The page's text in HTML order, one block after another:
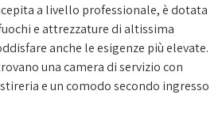
a livello professionale, è dotata
e attrezzature di altissima
anche le esigenze più elevate.
una camera di servizio con
e un comodo secondo ingresso